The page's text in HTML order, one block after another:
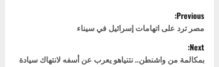
P
o
s
Previous:
مصر ترد على اتهامات إسرائيل في سيناء
Next:
بمكالمة من واشنطن.. نتنياهو يعرب عن أسفه لانتهاك سيادة